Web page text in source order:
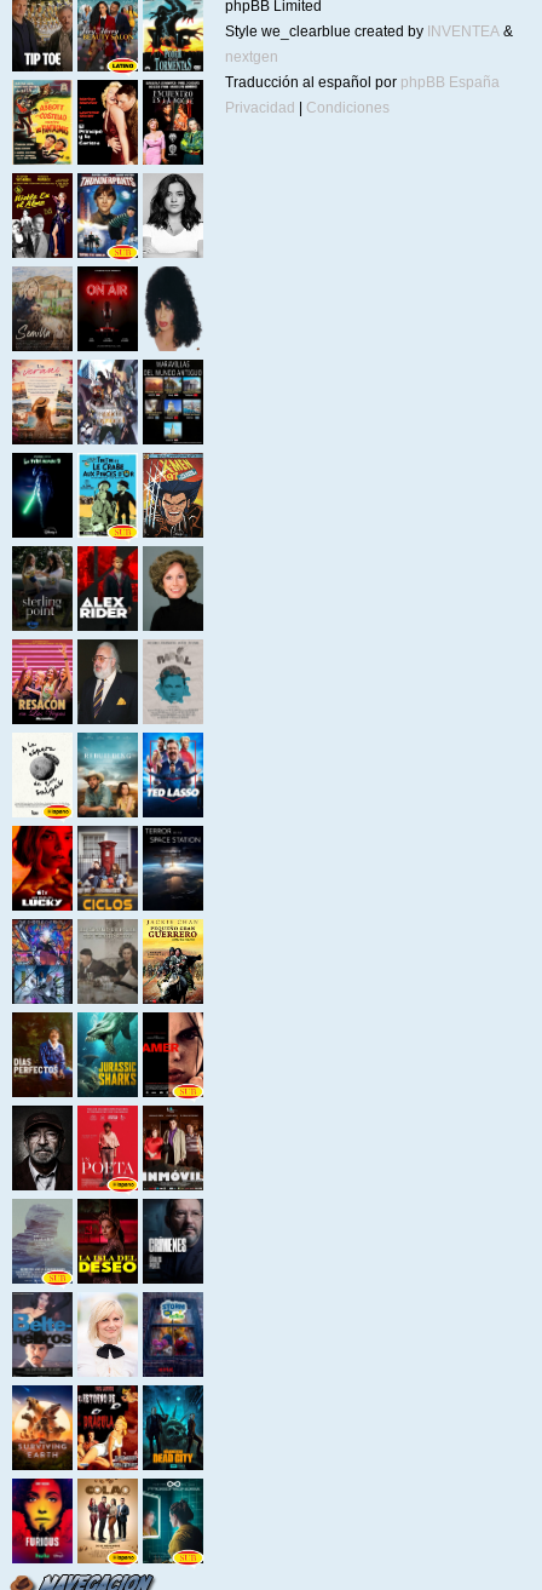
phpBB Limited
Style we_clearblue created by INVENTEA &
nextgen
Traducción al español por phpBB España
Privacidad
Condiciones